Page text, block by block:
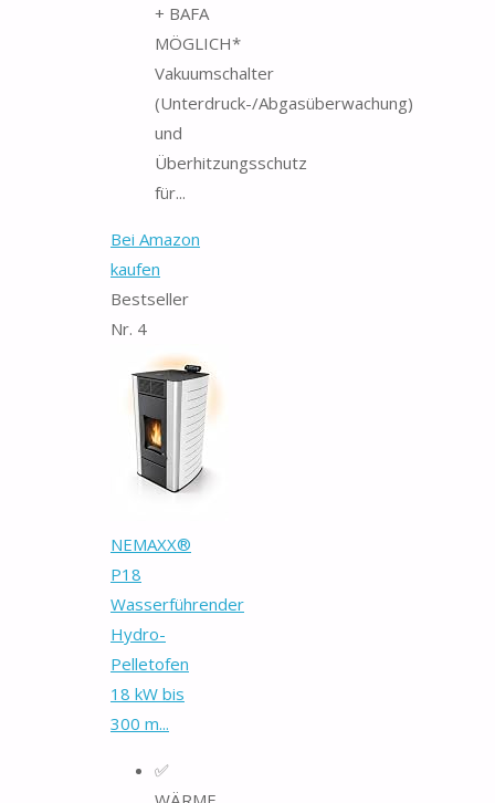
+ BAFA
MÖGLICH*
Vakuumschalter
(Unterdruck-/Abgasüberwachung)
und
Überhitzungsschutz
für...
Bei Amazon
kaufen
Bestseller
Nr. 4
NEMAXX®
P18
Wasserführender
Hydro-
Pelletofen
18 kW bis
300 m...
✅